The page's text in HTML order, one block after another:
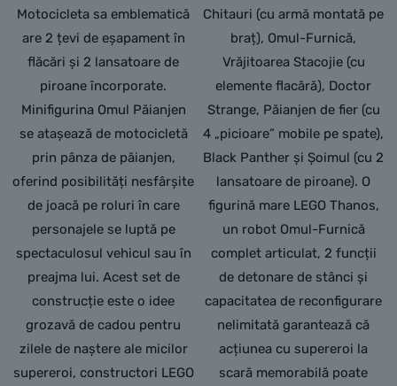
Motocicleta sa emblematică
are 2 țevi de eșapament în
flăcări și 2 lansatoare de
piroane încorporate.
Minifigurina Omul Păianjen
se atașează de motocicletă
prin pânza de păianjen,
oferind posibilități nesfârșite
de joacă pe roluri în care
personajele se luptă pe
spectaculosul vehicul sau în
preajma lui. Acest set de
construcție este o idee
grozavă de cadou pentru
zilele de naștere ale micilor
supereroi, constructori LEGO
Chitauri (cu armă montată pe
braț), Omul-Furnică,
Vrăjitoarea Stacojie (cu
elemente flacără), Doctor
Strange, Păianjen de fier (cu
4 „picioare” mobile pe spate),
Black Panther și Șoimul (cu 2
lansatoare de piroane). O
figurină mare LEGO Thanos,
un robot Omul-Furnică
complet articulat, 2 funcții
de detonare de stânci și
capacitatea de reconfigurare
nelimitată garantează că
acțiunea cu supereroi la
scară memorabilă poate